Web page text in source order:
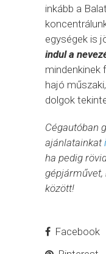
inkább a
egységek is
indul a
mindenkinek
hajó
dolgok
Cégautóban
ajánlatainkat
ha pedig
gépjárművet,
között!
Facebook